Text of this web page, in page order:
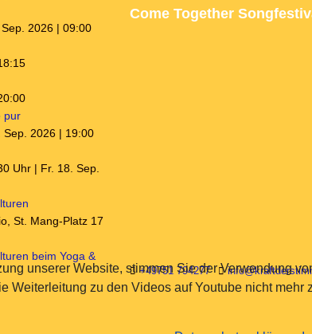
2026 | 09:00
pur
Sep. 2026 | 19:00
Uhr | Fr. 18. Sep.
St. Mang-Platz 17
beim Yoga &
Come Together
+49751 794277
unserer Website, stimmen Sie der Verwendung
Weiterleitung zu den Videos auf Youtube nicht mehr